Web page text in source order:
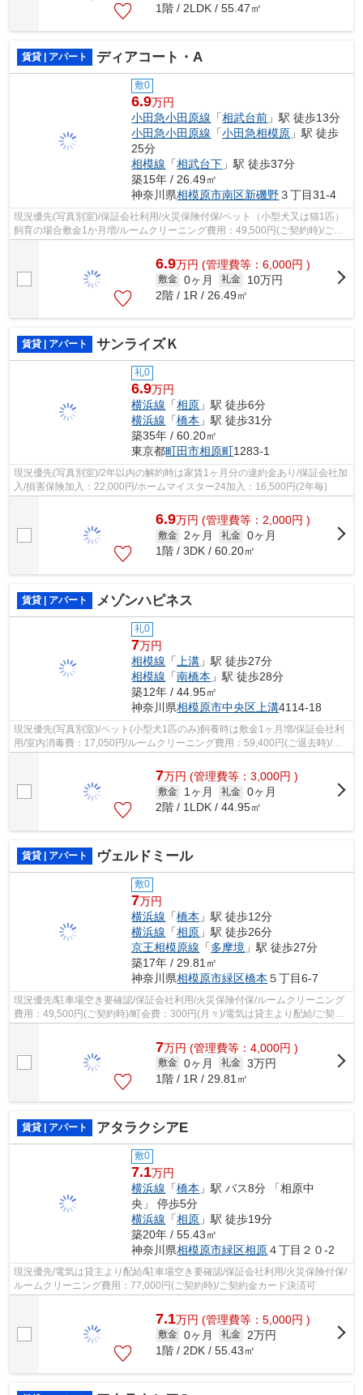
1階 / 2LDK / 55.47㎡
賃貸 | アパート ディアコート・A
敷0
6.9万円
小田急小田原線 「相武台前 」駅 徒歩13分
小田急小田原線 「小田急相模原 」駅 徒歩
25分
相模線 「相武台下 」駅 徒歩37分
築15年 / 26.49㎡
神奈川県相模原市南区新磯野３丁目31-4
現況優先(写真別室)/保証会社利用/火災保険付保/ペット（小型犬又は猫1匹）
飼育の場合敷金1か月増/ルームクリーニング費用：49,500円(ご契約時)/ご契
6.9万円 (管理費等：6,000円 )
敷金 0ヶ月 礼金
10万円
2階 / 1R / 26.49㎡
賃貸 | アパート サンライズＫ
礼0
6.9万円
横浜線 「相原 」駅 徒歩6分
横浜線 「橋本 」駅 徒歩31分
築35年 / 60.20㎡
東京都町田市相原町1283-1
現況優先(写真別室)/2年以内の解約時は家賃1ヶ月分の違約金あり/保証会社加
入/損害保険加入：22,000円/ホームマイスター24加入：16,500円(2年毎)
6.9万円 (管理費等：2,000円 )
敷金 2ヶ月 礼金 0ヶ月
1階 / 3DK / 60.20㎡
賃貸 | アパート メゾンハピネス
礼0
7万円
相模線 「 上溝 」駅 徒歩27分
相模線 「南橋本 」駅 徒歩28分
築12年 / 44.95㎡
神奈川県相模原市中央区 上溝4114-18
現況優先(写真別室)/ペット(小型犬1匹のみ)飼養時は敷金1ヶ月増/保証会社利
用/室内消毒費：17,050円/ルームクリーニング費用：59,400円(ご退去時)/ご
契約金カード決済可/
7万円 (管理費等：3,000円 )
敷金 1ヶ月 礼金 0ヶ月
2階 / 1LDK / 44.95㎡
賃貸 | アパート ヴェルドミール
敷0
7万円
横浜線 「橋本 」駅 徒歩12分
横浜線 「相原 」駅 徒歩26分
京王相模原線 「多摩境 」駅 徒歩27分
築17年 / 29.81㎡
神奈川県相模原市緑区橋本 ５丁目6-7
現況優先/駐車場空き要確認/保証会社利用/火災保険付保/ルームクリーニング
費用：49,500円(ご契約時)/町会費：300円(月々)/電気は貸主より配給/ご契約
7万円 (管理費等：4,000円 )
敷金 0ヶ月 礼金 3万円
1階 / 1R / 29.81㎡
賃貸 | アパート アタラクシアE
敷0
7.1万円
横浜線 「橋本 」駅 バス8分 「相原中
央」 停歩5分
横浜線 「相原 」駅 徒歩19分
築20年 / 55.43㎡
神奈川県相模原市緑区相原４丁目２０-2
現況優先/電気は貸主より配給/駐車場空き要確認/保証会社利用/火災保険付保/
ルームクリーニング費用：77,000円(ご契約時)/ご契約金カード決済可
7.1万円 (管理費等：5,000円 )
敷金 0ヶ月 礼金
2万円
1階 / 2DK / 55.43㎡